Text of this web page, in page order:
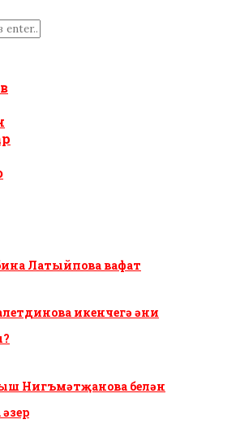
Латыйпова вафат
икенчегә әни
Нигъмәтҗанова белән